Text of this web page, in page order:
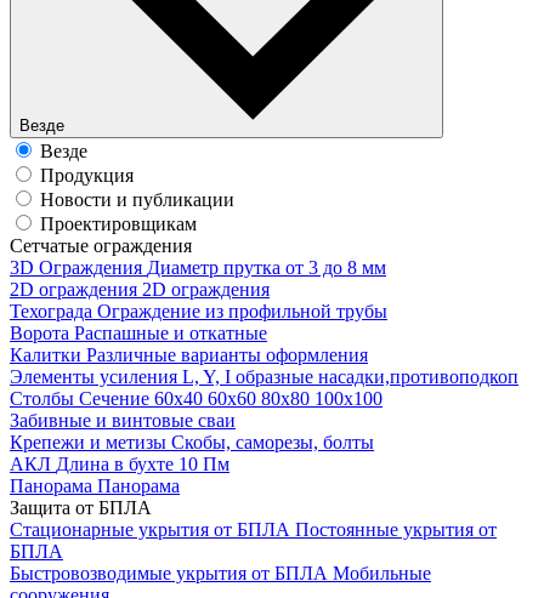
Везде
Везде
Продукция
Новости и публикации
Проектировщикам
Cетчатые ограждения
3D Ограждения Диаметр прутка от 3 до 8 мм
2D ограждения 2D ограждения
Техограда Ограждение из профильной трубы
Ворота Распашные и откатные
Калитки Различные варианты оформления
Элементы усиления L, Y, I образные насадки,противоподкоп
Столбы Сечение 60х40 60х60 80х80 100х100
Забивные и винтовые сваи
Крепежи и метизы Скобы, саморезы, болты
АКЛ Длина в бухте 10 Пм
Панорама Панорама
Защита от БПЛА
Стационарные укрытия от БПЛА Постоянные укрытия от
БПЛА
Быстровозводимые укрытия от БПЛА Мобильные